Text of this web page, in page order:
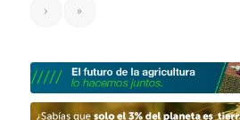
› »